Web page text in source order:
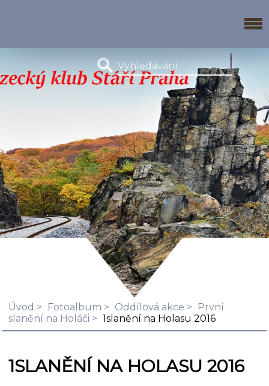
Úvod Fotoalbum Oddílová akce
První
slanění na Holáči
1slanění na Holasu 2016
1SLANĚNÍ NA HOLASU 2016